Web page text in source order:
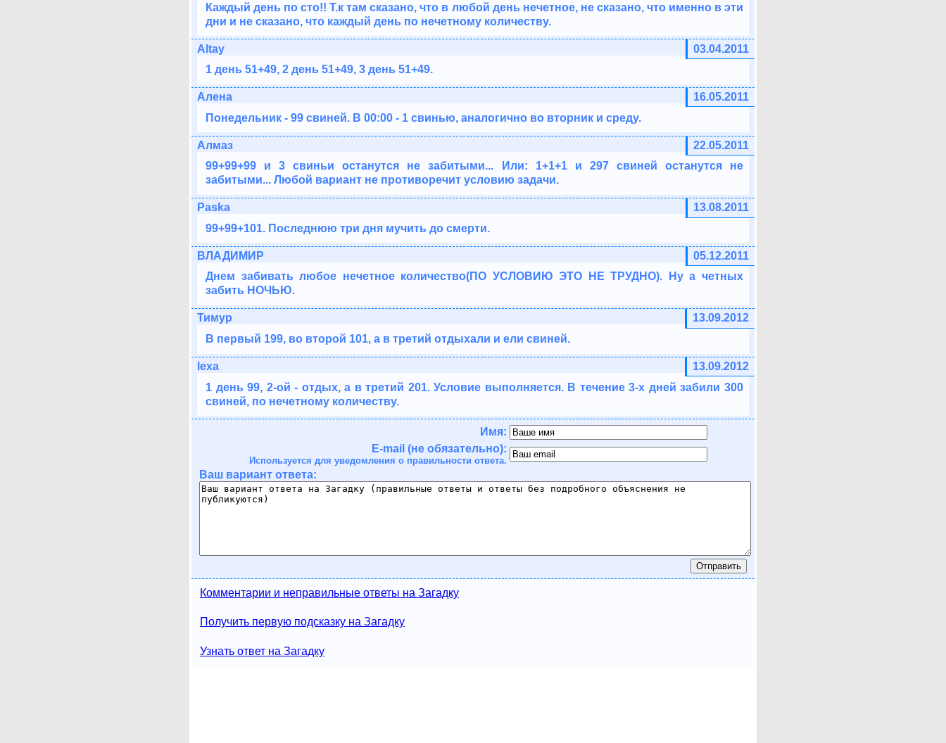
Каждый день по сто!! Т.к там сказано, что в любой день нечетное, не сказано, что именно в эти
дни и не сказано, что каждый день по нечетному количеству.
03.04.2011
Altay
1 день 51+49, 2 день 51+49, 3 день 51+49.
16.05.2011
Алена
Понедельник - 99 свиней. В 00:00 - 1 свинью, аналогично во вторник и среду.
22.05.2011
Алмаз
99+99+99 и 3 свиньи останутся не забитыми... Или: 1+1+1 и 297 свиней останутся не
забитыми... Любой вариант не противоречит условию задачи.
13.08.2011
Paska
99+99+101. Последнюю три дня мучить до смерти.
05.12.2011
ВЛАДИМИР
Днем забивать любое нечетное количество(ПО УСЛОВИЮ ЭТО НЕ ТРУДНО). Ну а четных
забить НОЧЬЮ.
13.09.2012
Тимур
В первый 199, во второй 101, а в третий отдыхали и ели свиней.
13.09.2012
lexa
1 день 99, 2-ой - отдых, а в третий 201. Условие выполняется. В течение 3-х дней забили 300
свиней, по нечетному количеству.
Имя:
E-mail (не обязательно):
Используется для уведомления о правильности ответа.
Ваш вариант ответа:
Комментарии и неправильные ответы на Загадку
Получить первую подсказку на Загадку
Узнать ответ на Загадку